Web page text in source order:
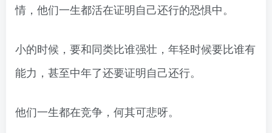
情，他们一生都活在证明自己还行的恐惧中。
小的时候，要和同类比谁强壮，年轻时候要比谁有
能力，甚至中年了还要证明自己还行。
他们一生都在竞争，何其可悲呀。